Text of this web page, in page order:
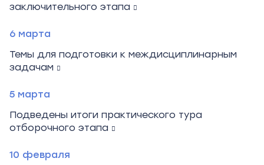
заключительного этапа
6 марта
Темы для подготовки к междисциплинарным
задачам
5 марта
Подведены итоги практического тура
отборочного этапа
10 февраля